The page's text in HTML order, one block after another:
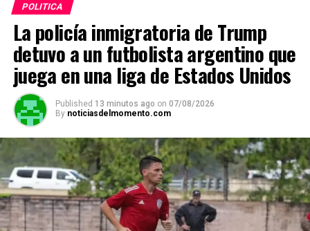
POLITICA
La policía inmigratoria de Trump
detuvo a un futbolista argentino que
juega en una liga de Estados Unidos
Published 13 minutos ago on 07/08/2026
By noticiasdelmomento.com